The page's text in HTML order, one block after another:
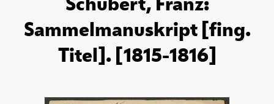
Sammelmanuskript [fing.
Titel]. [1815-1816]